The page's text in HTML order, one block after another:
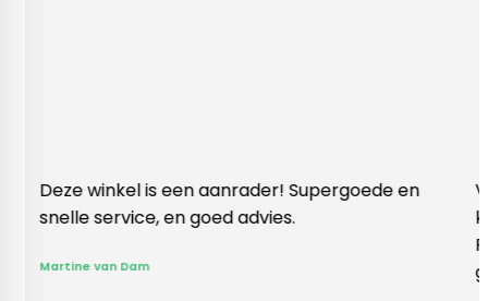
is een aanrader! Supergoede en
en goed advies.
Dam
Vlotte
klopte
Rieneke,
gegeven